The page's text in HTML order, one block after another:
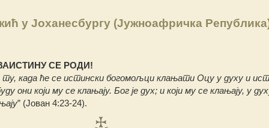
у Јоханесбургу (Јужноафричка
СЕ РОДИ!
ту, када ће се истински богомољци клањати Оцу у духу и
они који му се клањају. Бог је дух; и који му се клањају, у
” (Јован 4:23-24).